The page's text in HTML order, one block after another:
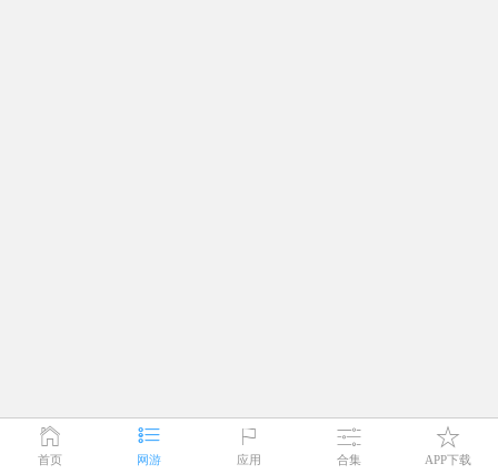
首页 网游 应用 合集 APP下载